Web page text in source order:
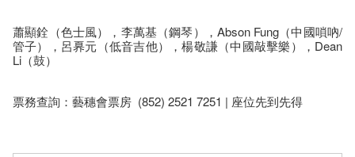
蕭顯銓（色士風），李萬基（鋼琴），Abson Fung（中國嗩吶/
管子），呂奡元（低音吉他），楊敬謙（中國敲擊樂），Dean
Li（鼓）
票務查詢：藝穗會票房 (852) 2521 7251 | 座位先到先得